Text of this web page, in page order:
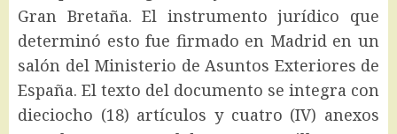
Gran Bretaña. El instrumento jurídico que
determinó esto fue firmado en Madrid en un
salón del Ministerio de Asuntos Exteriores de
España. El texto del documento se integra con
dieciocho (18) artículos y cuatro (IV) anexos